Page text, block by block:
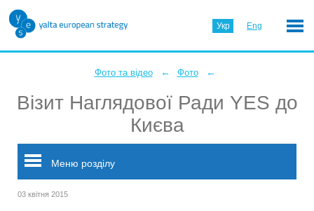
Укр Eng
Фото та відео ← Фото ←
Візит Наглядової Ради YES до
Києва
Меню розділу
03 квітня 2015